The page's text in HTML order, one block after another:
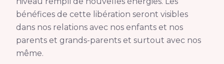
bénéfices de cette libération seront visibles
dans nos relations avec nos enfants et nos
parents et grands-parents et surtout avec nos
même.